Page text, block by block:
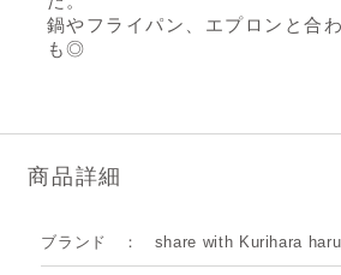
鍋やフライパン、エプロンと合
も◎
商品詳細
ブランド share with Kurihara